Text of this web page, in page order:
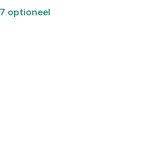
optioneel